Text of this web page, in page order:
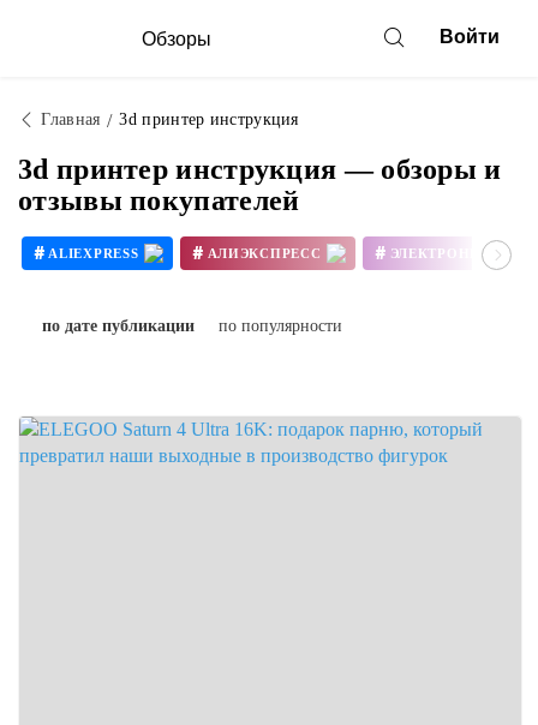
Обзоры Войти
Главная 3d принтер инструкция
3d принтер инструкция — обзоры и
отзывы покупателей
# ALIEXPRESS # АЛИЭКСПРЕСС # ЭЛЕКТРОНИКА
по дате публикации по популярности